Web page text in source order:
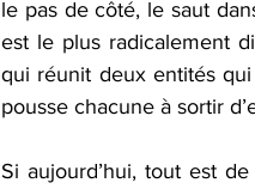
le pas de côté, le saut
est le plus radicalement
qui réunit deux entités
pousse chacune à sortir
Si aujourd’hui, tout est